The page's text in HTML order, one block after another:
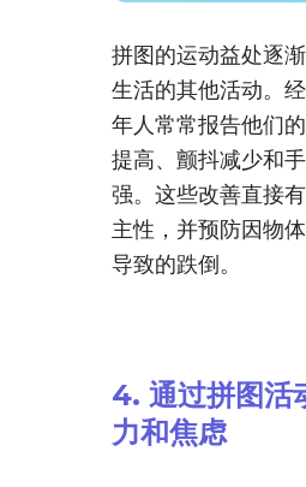
拼图的运动益处逐
生活的其他活动。
年人常常报告他们
提高、颤抖减少和
强。这些改善直接
主性，并预防因物
导致的跌倒。
4. 通过拼图活
力和焦虑